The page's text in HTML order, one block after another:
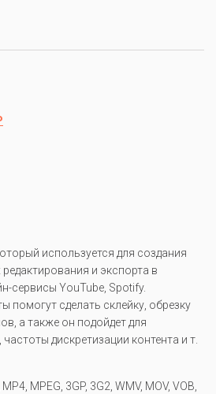
используется для создания
и экспорта в
сервисы YouTube, Spotify.
помогут сделать склейку, обрезку
а также он подойдет для
дискретизации контента и т.
MPEG, 3GP, 3G2, WMV, MOV, VOB,